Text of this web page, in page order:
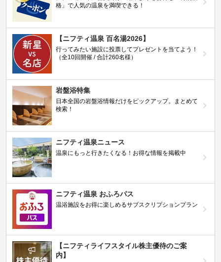
格」で人気の温泉を満喫できる！
【ニフティ温泉 百名湯2026】
行ってみたい施設に投票してプレゼントを当てよう！
（全10回開催 / 合計260名様）
岩盤浴特集
日本全国の岩盤浴情報だけをピックアップ。まとめて
検索！
ニフティ温泉ニュース
温泉にもっと行きたくなる！お得な情報を掲載中
ニフティ温泉 おふろパス
温浴施設をお得に楽しめるサブスクリプションプラン
【ニフティライフスタイル株主優待のご案
内】